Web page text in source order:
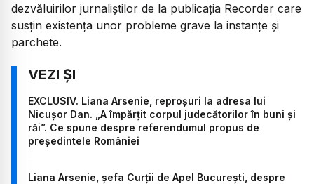
dezvăluirilor jurnaliștilor de la publicația Recorder care
susțin existența unor probleme grave la instanțe și
parchete.
EXCLUSIV. Liana Arsenie, reproșuri la adresa lui
Nicușor Dan. „A împărțit corpul judecătorilor în buni și
răi”. Ce spune despre referendumul propus de
președintele României
Liana Arsenie, șefa Curții de Apel București, despre